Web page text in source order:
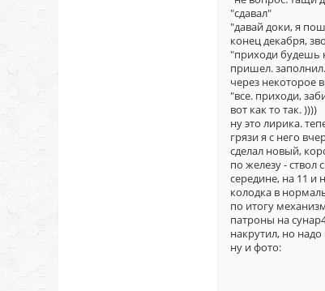
"сдавал"
"давай доки, я
конец декабря,
"приходи будешь
пришел.
через некоторое
"все. приходи,
вот как то так. ))))
ну это лирика.
грязи я с него
сделал новый,
по железу -
середине, на 11 и
колодка в
по итогу
патроны на
накрутил, но
ну и фото: